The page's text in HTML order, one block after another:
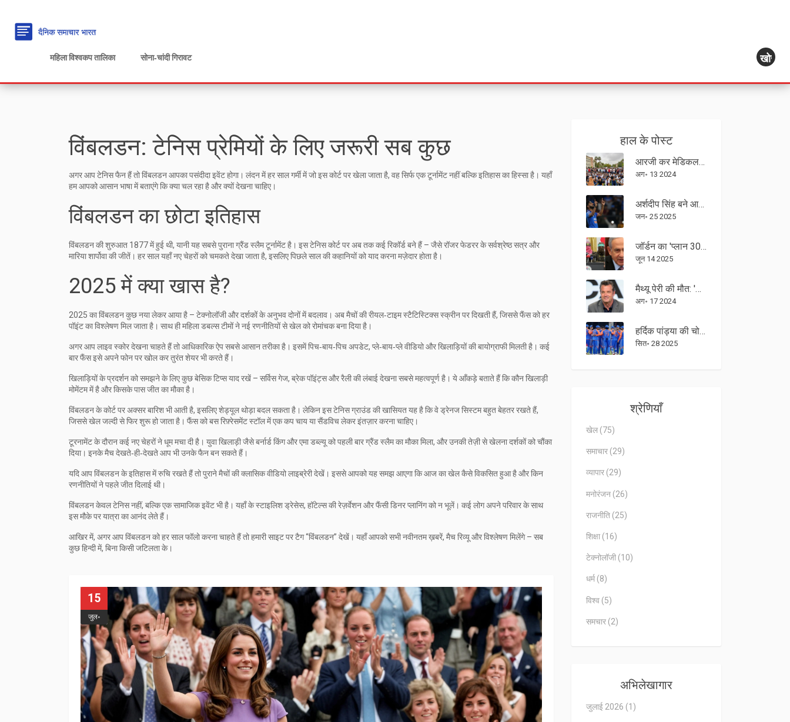
महिला विश्वकप तालिका सोना‑चांदी गिरावट खोज
विंबलडन: टेनिस प्रेमियों के लिए जरूरी सब कुछ
अगर आप टेनिस फैन हैं तो विंबलडन आपका पसंदीदा इवेंट होगा। लंदन में हर साल गर्मी में जो इस कोर्ट पर खेला जाता है, वह सिर्फ एक टूर्नामेंट नहीं बल्कि इतिहास का हिस्सा है। यहाँ
हम आपको आसान भाषा में बताएंगे कि क्या चल रहा है और क्यों देखना चाहिए।
विंबलडन का छोटा इतिहास
विंबलडन की शुरुआत 1877 में हुई थी, यानी यह सबसे पुराना ग्रैंड स्लैम टूर्नामेंट है। इस टेनिस कोर्ट पर अब तक कई रिकॉर्ड बने हैं – जैसे रॉजर फेडरर के सर्वश्रेष्ठ सत्र और
मारिया शार्पोवा की जीतें। हर साल यहाँ नए चेहरों को चमकते देखा जाता है, इसलिए पिछले साल की कहानियों को याद करना मज़ेदार होता है।
2025 में क्या खास है?
2025 का विंबलडन कुछ नया लेकर आया है – टेक्नोलॉजी और दर्शकों के अनुभव दोनों में बदलाव। अब मैचों की रीयल‑टाइम स्टैटिस्टिक्स स्क्रीन पर दिखती हैं, जिससे फैंस को हर
पॉइंट का विश्लेषण मिल जाता है। साथ ही महिला डबल्स टीमों ने नई रणनीतियों से खेल को रोमांचक बना दिया है।
अगर आप लाइव स्कोर देखना चाहते हैं तो आधिकारिक ऐप सबसे आसान तरीका है। इसमें पिच‑बाय‑पिच अपडेट, प्ले‑बाय‑प्ले वीडियो और खिलाड़ियों की बायोग्राफी मिलती है। कई
बार फैंस इसे अपने फोन पर खोल कर तुरंत शेयर भी करते हैं।
खिलाड़ियों के प्रदर्शन को समझने के लिए कुछ बेसिक टिप्स याद रखें – सर्विस गेज, ब्रेक पॉइंट्स और रैली की लंबाई देखना सबसे महत्वपूर्ण है। ये आँकड़े बताते हैं कि कौन खिलाड़ी
मोमेंटम में है और किसके पास जीत का मौका है।
विंबलडन के कोर्ट पर अक्सर बारिश भी आती है, इसलिए शेड्यूल थोड़ा बदल सकता है। लेकिन इस टेनिस ग्राउंड की खासियत यह है कि वे ड्रेनज सिस्टम बहुत बेहतर रखते हैं,
जिससे खेल जल्दी से फिर शुरू हो जाता है। फैंस को बस रिफ़्रेसमेंट स्टॉल में एक कप चाय या सैंडविच लेकर इंतज़ार करना चाहिए।
टूरनामेंट के दौरान कई नए चेहरों ने धूम मचा दी है। युवा खिलाड़ी जैसे बर्नार्ड किंग और एमा डब्ल्यू को पहली बार ग्रैंड स्लैम का मौका मिला, और उनकी तेज़ी से खेलना दर्शकों को चौंका
दिया। इनके मैच देखते‑ही‑देखते आप भी उनके फैन बन सकते हैं।
यदि आप विंबलडन के इतिहास में रुचि रखते हैं तो पुराने मैचों की क्लासिक वीडियो लाइब्रेरी देखें। इससे आपको यह समझ आएगा कि आज का खेल कैसे विकसित हुआ है और किन
रणनीतियों ने पहले जीत दिलाई थी।
विंबलडन केवल टेनिस नहीं, बल्कि एक सामाजिक इवेंट भी है। यहाँ के स्टाइलिश ड्रेसेस, हॉटेल्स की रेज़र्वेशन और फैंसी डिनर प्लानिंग को न भूलें। कई लोग अपने परिवार के साथ
इस मौके पर यात्रा का आनंद लेते हैं।
आखिर में, अगर आप विंबलडन को हर साल फॉलो करना चाहते हैं तो हमारी साइट पर टैग “विंबलडन” देखें। यहाँ आपको सभी नवीनतम ख़बरें, मैच रिव्यू और विश्लेषण मिलेंगे – सब
कुछ हिन्दी में, बिना किसी जटिलता के।
15
जुल॰
हाल के पोस्ट
आरजी कर मेडिकल कॉलेज के प्रिंसिपल के इस्तीफे के बीच, जूनियर डॉक्टर की हत्या और दुष्कर्म मामले में सीबीआई जांच की मांग
अग॰ 13 2024
अर्शदीप सिंह बने आईसीसी पुरुष टी20 क्रिकेटर ऑफ द ईयर: एक अप्रतिम उपब्धि
जन॰ 25 2025
जॉर्डन का 'प्लान 3000': गाजा से हमास निष्कासन और प्रतिरोध को खत्म करने की विवादित तैयारी
जून 14 2025
मैथ्यू पेरी की मौत: 'केटामिन क्वीन' जसवीन सांघा और उनकी विवादित भूमिका
अग॰ 17 2024
हर्दिक पांड्या की चोट से भारत‑पाकिस्तान एशिया कप फ़ाइनल में आया बड़ा धक्का
सित॰ 28 2025
श्रेणियाँ
खेल (75)
समाचार (29)
व्यापार (29)
मनोरंजन (26)
राजनीति (25)
शिक्षा (16)
टेक्नोलॉजी (10)
धर्म (8)
विश्व (5)
समचार (2)
अभिलेखागार
जुलाई 2026 (1)